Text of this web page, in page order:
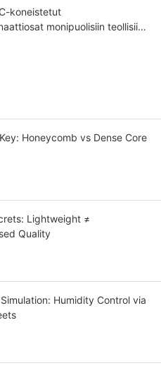
koneistetut
monipuolisiin teollisiin
Honeycomb vs Dense Core
Lightweight ≠
Quality
Humidity Control via